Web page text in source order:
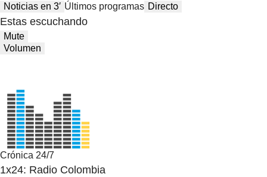
Noticias en 3′ Últimos programas Directo
Estas escuchando
Mute
Volumen
Crónica 24/7
1x24: Radio Colombia